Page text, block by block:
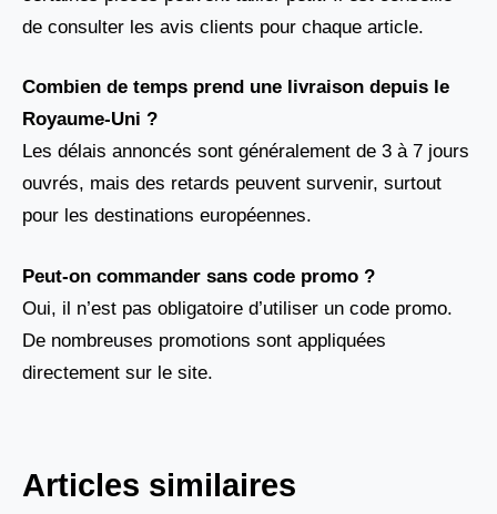
de consulter les avis clients pour chaque article.
Combien de temps prend une livraison depuis le
Royaume-Uni ?
Les délais annoncés sont généralement de 3 à 7 jours
ouvrés, mais des retards peuvent survenir, surtout
pour les destinations européennes.
Peut-on commander sans code promo ?
Oui, il n’est pas obligatoire d’utiliser un code promo.
De nombreuses promotions sont appliquées
directement sur le site.
Articles similaires